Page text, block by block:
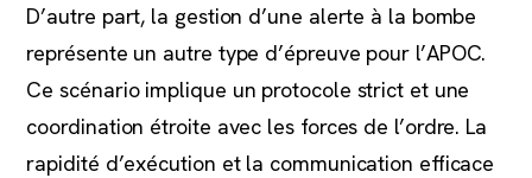
D’autre part, la gestion d’une alerte à la bombe
représente un autre type d’épreuve pour l’APOC.
Ce scénario implique un protocole strict et une
coordination étroite avec les forces de l’ordre. La
rapidité d’exécution et la communication efficace